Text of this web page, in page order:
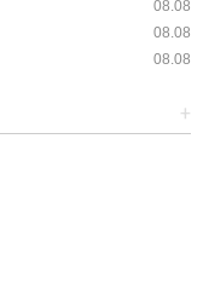
08.08
08.08
08.08
+